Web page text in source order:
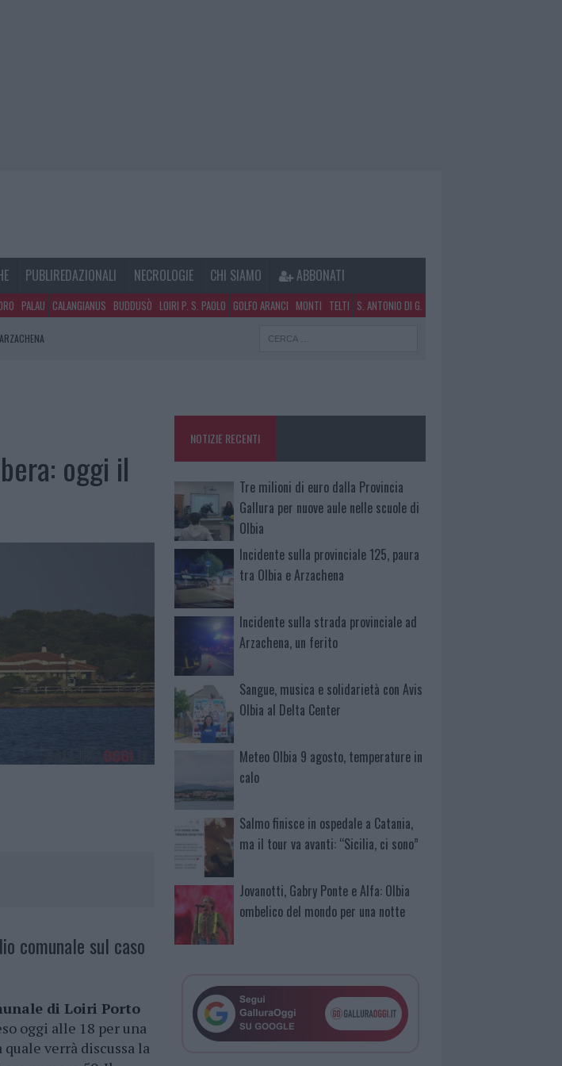
PUBLIREDAZIONALI NECROLOGIE CHI SIAMO ABBONATI
PALAU CALANGIANUS BUDDUSÒ LOIRI P. S. PAOLO GOLFO ARANCI MONTI TELTI S. ANTONIO DI G.
oggi il
comunale sul caso
di Loiri Porto
oggi alle 18 per una
verrà discussa la
NOTIZIE RECENTI
Tre milioni di euro dalla Provincia
Gallura per nuove aule nelle scuole di
Olbia
Incidente sulla provinciale 125, paura
tra Olbia e Arzachena
Incidente sulla strada provinciale ad
Arzachena, un ferito
Sangue, musica e solidarietà con Avis
Olbia al Delta Center
Meteo Olbia 9 agosto, temperature in
calo
Salmo finisce in ospedale a Catania,
ma il tour va avanti: “Sicilia, ci sono”
Jovanotti, Gabry Ponte e Alfa: Olbia
ombelico del mondo per una notte